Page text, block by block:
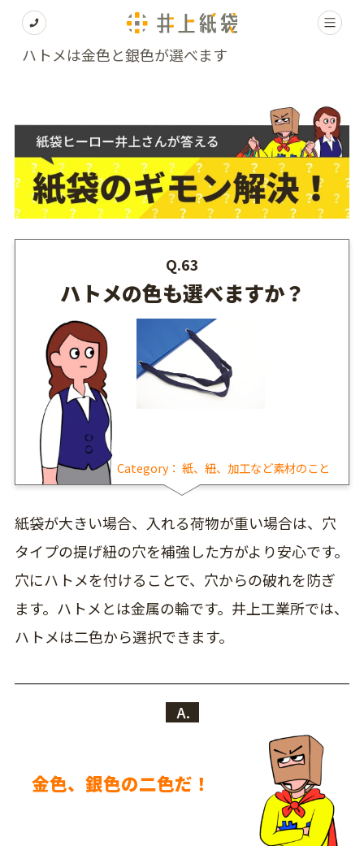
ハトメは金色と銀色が選べます
Q.63
ハトメの色も選べますか？
Category：紙、紐、加工など素材のこと
紙袋が大きい場合、入れる荷物が重い場合は、穴
タイプの提げ紐の穴を補強した方がより安心です。
穴にハトメを付けることで、穴からの破れを防ぎ
ます。ハトメとは金属の輪です。井上工業所では、
ハトメは二色から選択できます。
A.
金色、銀色の二色だ！